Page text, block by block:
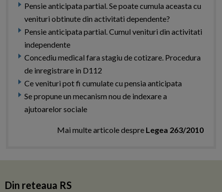
Pensie anticipata partial. Se poate cumula aceasta cu
venituri obtinute din activitati dependente?
Pensie anticipata partial. Cumul venituri din activitati
independente
Concediu medical fara stagiu de cotizare. Procedura
de inregistrare in D112
Ce venituri pot fi cumulate cu pensia anticipata
Se propune un mecanism nou de indexare a
ajutoarelor sociale
Mai multe articole despre Legea 263/2010
Din reteaua RS